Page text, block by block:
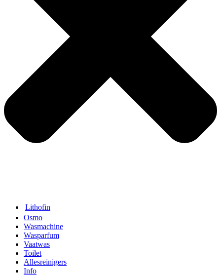
Lithofin
Osmo
Wasmachine
Wasparfum
Vaatwas
Toilet
Allesreinigers
Info